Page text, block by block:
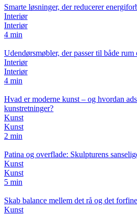
Smarte løsninger, der reducerer
Interiør
Interiør
4 min
Udendørsmøbler, der passer til både rum
Interiør
Interiør
4 min
Hvad er moderne kunst – og hvordan
kunstretninger?
Kunst
Kunst
2 min
Patina og overflade: Skulpturens
Kunst
Kunst
5 min
Skab balance mellem det rå og det
Kunst